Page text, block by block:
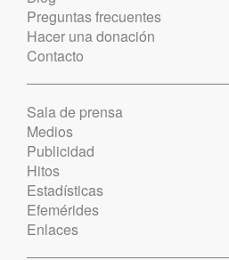
Preguntas frecuentes
Hacer una donación
Contacto
Sala de prensa
Medios
Publicidad
Hitos
Estadísticas
Efemérides
Enlaces